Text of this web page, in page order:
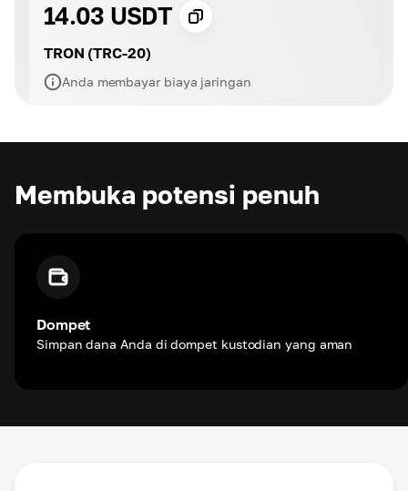
14.03 USDT
TRON (TRC-20)
Anda membayar biaya jaringan
Membuka potensi penuh
Dompet
Simpan dana Anda di dompet kustodian yang aman